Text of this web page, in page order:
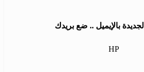
بالإيميل .. ضع بريدك
HP